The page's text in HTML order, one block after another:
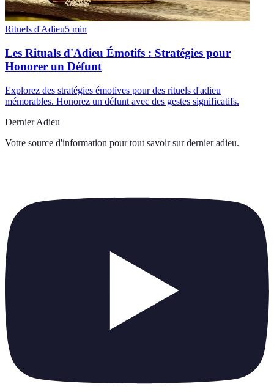
Rituels d'Adieu5 min
Les Rituals d'Adieu Émotifs : Stratégies pour
Honorer un Défunt
Explorez des stratégies émotives pour des rituels d'adieu
mémorables. Honorez un défunt avec des gestes significatifs.
Dernier Adieu
Votre source d'information pour tout savoir sur dernier adieu.